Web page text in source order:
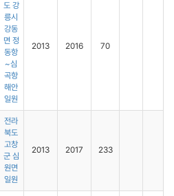
도 강
릉시
강동
면 정
동항
~심
곡항
해안
일원
2013 2016 70
전라
북도
고창
군 심
원면
일원
2013 2017 233